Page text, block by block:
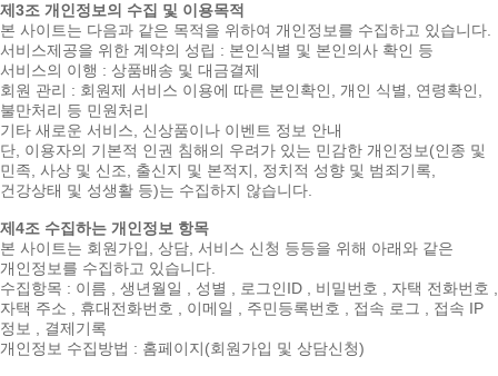
제3조 개인정보의 수집 및 이용목적
본 사이트는 다음과 같은 목적을 위하여 개인정보를 수집하고 있습니다.
서비스제공을 위한 계약의 성립 : 본인식별 및 본인의사 확인 등
서비스의 이행 : 상품배송 및 대금결제
회원 관리 : 회원제 서비스 이용에 따른 본인확인, 개인 식별, 연령확인,
불만처리 등 민원처리
기타 새로운 서비스, 신상품이나 이벤트 정보 안내
단, 이용자의 기본적 인권 침해의 우려가 있는 민감한 개인정보(인종 및
민족, 사상 및 신조, 출신지 및 본적지, 정치적 성향 및 범죄기록,
건강상태 및 성생활 등)는 수집하지 않습니다.
제4조 수집하는 개인정보 항목
본 사이트는 회원가입, 상담, 서비스 신청 등등을 위해 아래와 같은
개인정보를 수집하고 있습니다.
수집항목 : 이름 , 생년월일 , 성별 , 로그인ID , 비밀번호 , 자택 전화번호 ,
자택 주소 , 휴대전화번호 , 이메일 , 주민등록번호 , 접속 로그 , 접속 IP
정보 , 결제기록
개인정보 수집방법 : 홈페이지(회원가입 및 상담신청)